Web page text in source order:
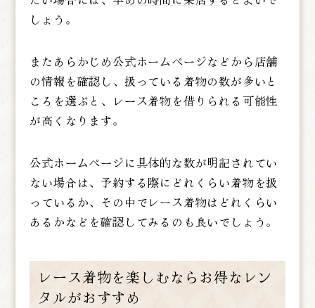
しょう。
またあらかじめ公式ホームページなどから店舗
の情報を確認し、扱っている着物の数が多いと
ころを選ぶと、レース着物を借りられる可能性
が高くなります。
公式ホームページに具体的な数が明記されてい
ない場合は、予約する際にどれくらい着物を扱
っているか、その中でレース着物はどれくらい
あるかなどを確認してみるのも良いでしょう。
レース着物を楽しむならお得なレン
タルがおすすめ